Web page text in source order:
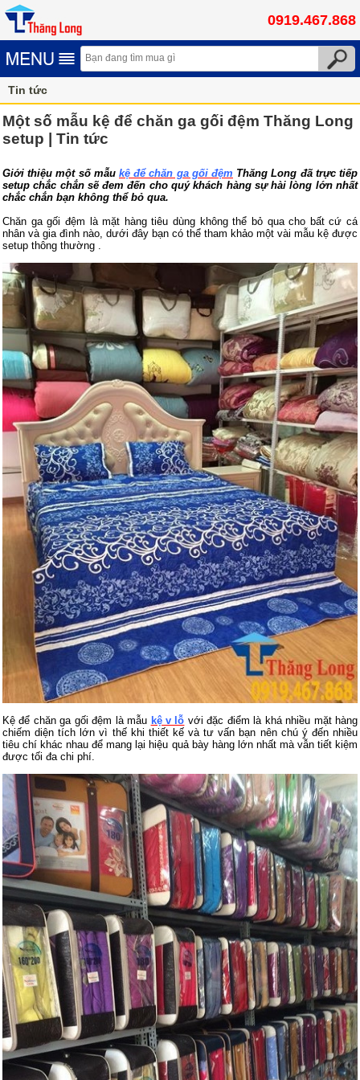
0919.467.868
Tin tức
Một số mẫu kệ để chăn ga gối đệm Thăng Long
setup | Tin tức
Giới thiệu một số mẫu kệ để chăn ga gối đệm Thăng Long đã trực tiếp
setup chắc chắn sẽ đem đến cho quý khách hàng sự hài lòng lớn nhất
chắc chắn bạn không thể bỏ qua.
Chăn ga gối đệm là mặt hàng tiêu dùng không thể bỏ qua cho bất cứ cá
nhân và gia đình nào, dưới đây bạn có thể tham khảo một vài mẫu kệ được
setup thông thường .
Kệ để chăn ga gối đệm là mẫu kệ v lỗ với đặc điểm là khá nhiều mặt hàng
chiếm diện tích lớn vì thế khi thiết kế và tư vấn bạn nên chú ý đến nhiều
tiêu chí khác nhau để mang lại hiệu quả bày hàng lớn nhất mà vẫn tiết kiệm
được tối đa chi phí.